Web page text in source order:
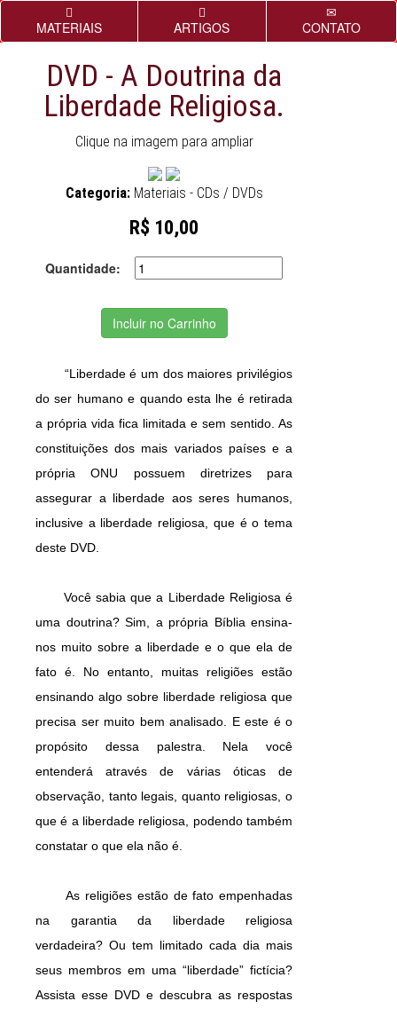
MATERIAIS ARTIGOS CONTATO
DVD - A Doutrina da
Liberdade Religiosa.
Clique na imagem para ampliar
Categoria: Materiais - CDs / DVDs
R$ 10,00
Quantidade:
Incluir no Carrinho
“Liberdade é um dos maiores privilégios
do ser humano e quando esta lhe é retirada
a própria vida fica limitada e sem sentido. As
constituições dos mais variados países e a
própria ONU possuem diretrizes para
assegurar a liberdade aos seres humanos,
inclusive a liberdade religiosa, que é o tema
deste DVD.
Você sabia que a Liberdade Religiosa é
uma doutrina? Sim, a própria Bíblia ensina-
nos muito sobre a liberdade e o que ela de
fato é. No entanto, muitas religiões estão
ensinando algo sobre liberdade religiosa que
precisa ser muito bem analisado. E este é o
propósito dessa palestra. Nela você
entenderá através de várias óticas de
observação, tanto legais, quanto religiosas, o
que é a liberdade religiosa, podendo também
constatar o que ela não é.
As religiões estão de fato empenhadas
na garantia da liberdade religiosa
verdadeira? Ou tem limitado cada dia mais
seus membros em uma “liberdade” fictícia?
Assista esse DVD e descubra as respostas